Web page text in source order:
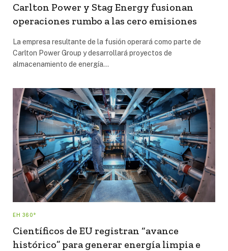
Carlton Power y Stag Energy fusionan
operaciones rumbo a las cero emisiones
La empresa resultante de la fusión operará como parte de
Carlton Power Group y desarrollará proyectos de
almacenamiento de energía…
EH 360°
Científicos de EU registran “avance
histórico” para generar energía limpia e